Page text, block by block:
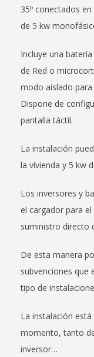
35º conectados
de 5 kw
Incluye una
de Red o
modo aislado
Dispone de
pantalla táctil.
La instalación
la vivienda y 5 kw
Los inversores y
el cargador para
suministro directo
De esta manera
subvenciones que
tipo de
La instalación
momento, tanto
inversor…